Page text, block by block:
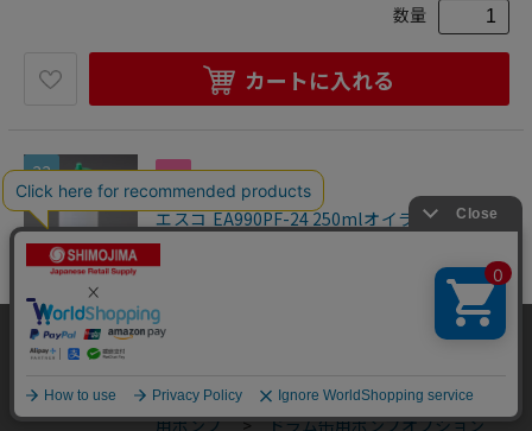
当サイトはクッキー（Cookie）を使用しています。Cookieの使用に同意いた
だける場合は「OK」をクリックしてください。
OK
数量
カートに入れる
33
エスコ EA990PF-24 250mlオイラー(ポリエチ
レン製/グリーン) 1個（ご注文単位1個）【直送
品】
型番…0822B+0825G●容量(ml)…250●サイズ(mm)…
φ64×157（H）●キャップ色…緑●目盛単位…25ml●材
い、ノズルキャップ付●目盛付●梱包サイ
ズ:63×62×155●梱包重量30g
物流資材・工場資材>管工機材>工業
用ポンプ>ドラム缶用ポンプオプション